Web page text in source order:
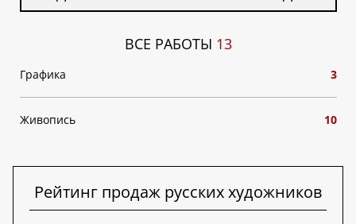
ВСЕ РАБОТЫ 13
Графика 3
Живопись 10
Рейтинг продаж русских художников